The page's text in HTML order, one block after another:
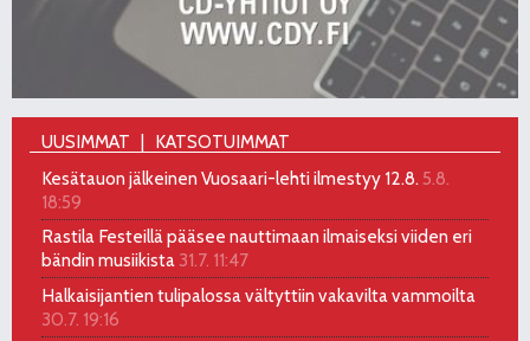
UUSIMMAT
KATSOTUIMMAT
Kesätauon jälkeinen Vuosaari-lehti ilmestyy 12.8. 5.8.
18:59
Rastila Festeillä pääsee nauttimaan ilmaiseksi viiden eri
bändin musiikista 31.7. 11:47
Halkaisijantien tulipalossa vältyttiin vakavilta vammoilta
30.7. 19:16